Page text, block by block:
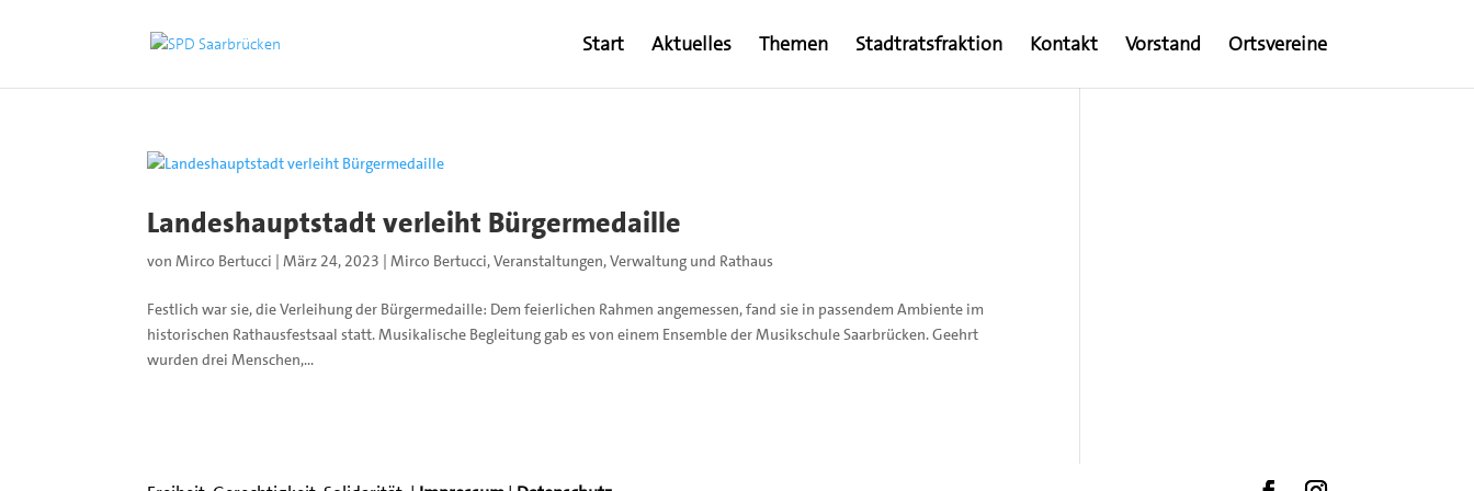
Start Aktuelles Themen Stadtratsfraktion Kontakt Vorstand Ortsvereine
Landeshauptstadt verleiht Bürgermedaille
vonMirco Bertucci |März 24, 2023 |Mirco Bertucci,Veranstaltungen,Verwaltung und Rathaus
Festlich war sie, die Verleihung der Bürgermedaille: Dem feierlichen Rahmen angemessen, fand sie in passendem Ambiente im
historischen Rathausfestsaal statt. Musikalische Begleitung gab es von einem Ensemble der Musikschule Saarbrücken. Geehrt
wurden drei Menschen,...